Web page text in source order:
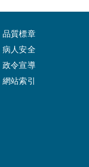
品質標章
病人安全
政令宣導
網站索引